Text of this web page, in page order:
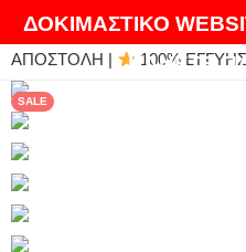
ΔΟΚΙΜΑΣΤΙΚΟ
ΚΑΝΕΤΕ
ΘΑ ΛΑΤΡΕΨΕΤΕ ΤΑ
ΑΠΟΣΤΟΛΗ | 100%
SALE